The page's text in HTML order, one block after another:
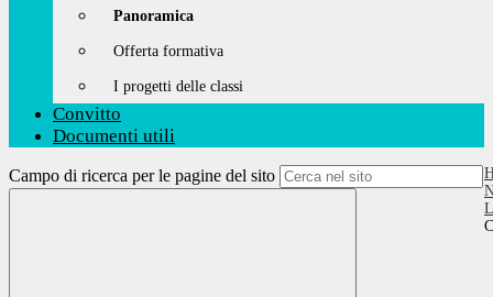
Panoramica
Offerta formativa
I progetti delle classi
Convitto
Documenti utili
Campo di ricerca per le pagine del sito